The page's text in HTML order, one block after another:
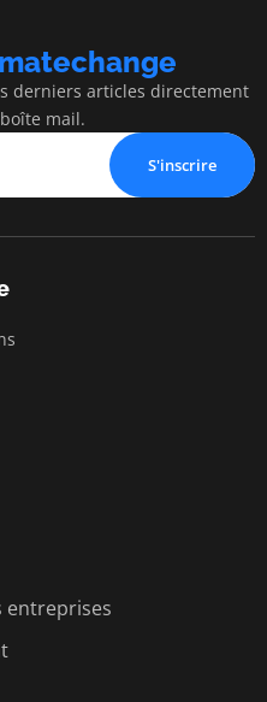
derniers articles directement
mail.
S'inscrire
entreprises